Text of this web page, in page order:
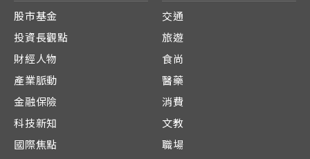
股市基金
投資長觀點
財經人物
產業脈動
金融保險
科技新知
國際焦點
交通
旅遊
食尚
醫藥
消費
文教
職場